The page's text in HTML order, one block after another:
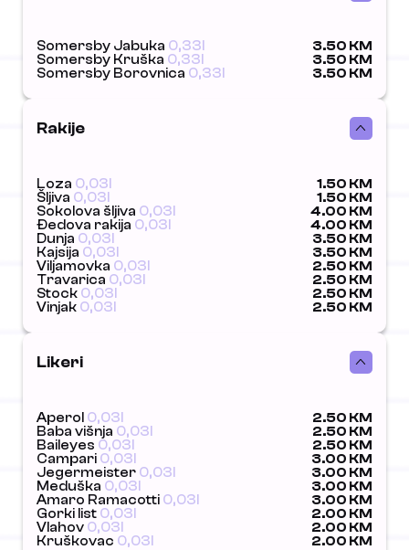
Somersby Jabuka 0,33l
3.50 KM
Somersby Kruška 0,33l
3.50 KM
Somersby Borovnica 0,33l 3.50 KM
Rakije
Loza 0,03l
1.50 KM
Šljiva 0,03l
1.50 KM
Sokolova šljiva 0,03l
4.00 KM
Đedova rakija 0,03l
4.00 KM
Dunja 0,03l
3.50 KM
Kajsija 0,03l
3.50 KM
Viljamovka 0,03l
2.50 KM
Travarica 0,03l
2.50 KM
Stock 0,03l
2.50 KM
Vinjak 0,03l 2.50 KM
Likeri
Aperol 0,03l
2.50 KM
Baba višnja 0,03l
2.50 KM
Baileyes 0,03l
2.50 KM
Campari 0,03l
3.00 KM
Jegermeister 0,03l
3.00 KM
Meduška 0,03l
3.00 KM
Amaro Ramacotti 0,03l
3.00 KM
Gorki list 0,03l
2.00 KM
Vlahov 0,03l
2.00 KM
Kruškovac 0,03l 2.00 KM